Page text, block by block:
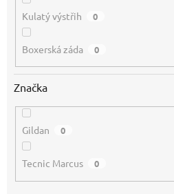
Kulatý výstřih 0
Boxerská záda 0
Značka
Gildan 0
Tecnic Marcus 0